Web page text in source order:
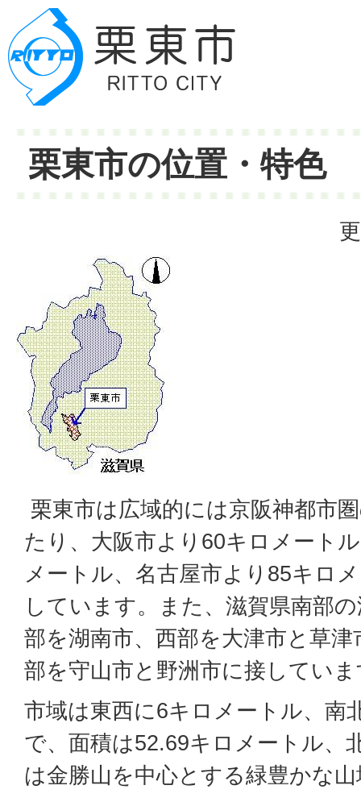
栗東市の位置・特色
栗東市は広域的には京阪神都市
たり、大阪市より60キロメート
メートル、名古屋市より85キロ
しています。また、滋賀県南部
部を湖南市、西部を大津市と草
部を守山市と野洲市に接してい
市域は東西に6キロメートル、南
で、面積は52.69キロメートル、
は金勝山を中心とする緑豊かな